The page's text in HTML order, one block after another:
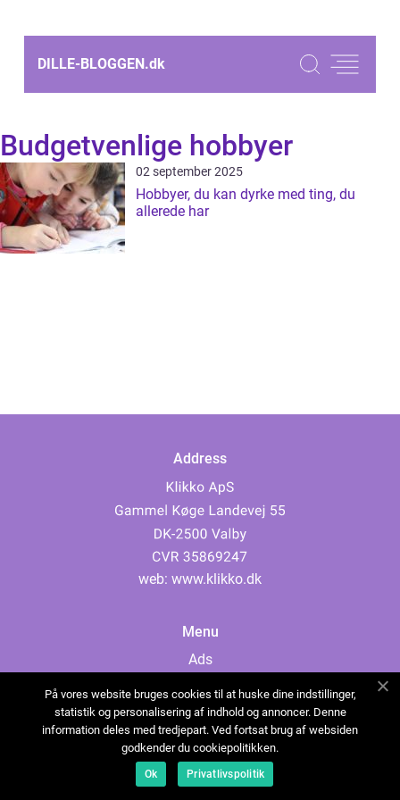
DILLE-BLOGGEN.dk
Budgetvenlige hobbyer
02 september 2025
Hobbyer, du kan dyrke med ting, du
allerede har
Address
web: www.klikko.dk
Menu
Ads
Cookies
Contact
Sitemap
På vores website bruges cookies til at huske dine indstillinger,
statistik og personalisering af indhold og annoncer. Denne
information deles med tredjepart. Ved fortsat brug af websiden
godkender du cookiepolitikken.
Ok Privatlivspolitik